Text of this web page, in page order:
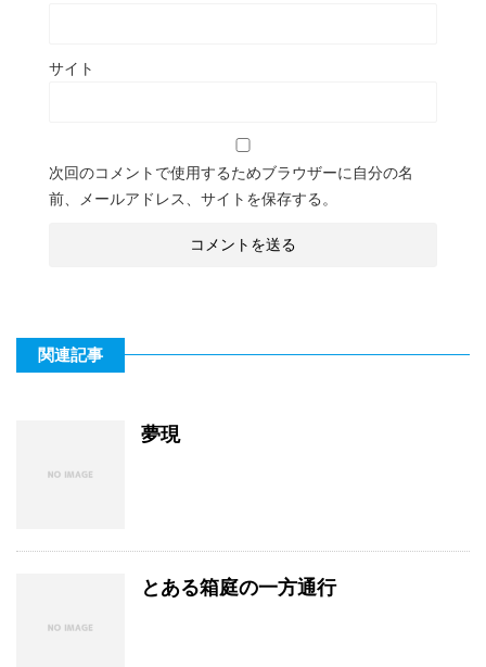
サイト
次回のコメントで使用するためブラウザーに自分の名
前、メールアドレス、サイトを保存する。
関連記事
夢現
とある箱庭の一方通行